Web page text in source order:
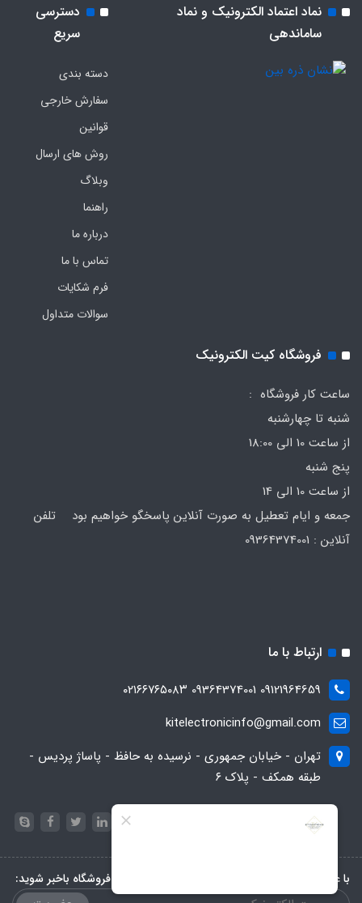
نماد اعتماد الکترونیک و نماد
ساماندهی
دسترسی
سریع
دسته بندی
سفارش خارجی
قوانین
روش های ارسال
وبلاگ
راهنما
درباره ما
تماس با ما
فرم‌ شکایات
سوالات متداول
فروشگاه کیت الکترونیک
ساعت کار فروشگاه :
شنبه تا چهارشنبه
از ساعت 10 الی 18:00
پنج شنبه
از ساعت 10 الی 14
جمعه و ایام تعطیل به صورت آنلاین پاسخگو خواهیم بود تلفن
ارتباط با ما
09121964659 09364374001 ۰۲۱۶۶۷۶۵۰۸۳
kitelectronicinfo@gmail.com
تهران - خیابان جمهوری - نرسیده به حافظ - پاساژ پردیس -
طبقه همکف - پلاک ۶
با عضویت در خبرنامه، از تخفیف‌ها و جدیدترین‌های فروشگاه باخبر شوید: